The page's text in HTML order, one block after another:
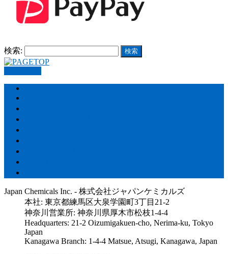
検索:
Japan Chemicals Inc. - 株式会社ジャパンケミカルズ
本社: 東京都練馬区大泉学園町3丁目21-2
神奈川営業所: 神奈川県厚木市松枝1-4-4
Headquarters: 21-2 Oizumigakuen-cho, Nerima-ku, Tokyo
Japan
Kanagawa Branch: 1-4-4 Matsue, Atsugi, Kanagawa, Japan